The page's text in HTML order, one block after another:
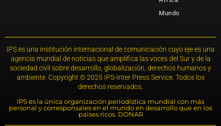
Mundo
IPS es una institución internacional de comunicación cuyo eje es una
agencia mundial de noticias que amplifica las voces del Sur y de la
sociedad civil sobre desarrollo, globalización, derechos humanos y
ambiente. Copyright © 2025 IPS-Inter Press Service. Todos los
derechos reservados.
IPS es la única organización periodística mundial con más
personal y corresponsales en el mundo en desarrollo que en los
países ricos. DONAR